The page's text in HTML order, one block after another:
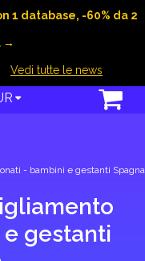
1 database, -60% da 2
→
Vedi tutte le news
- bambini e gestanti Spagna
gestanti